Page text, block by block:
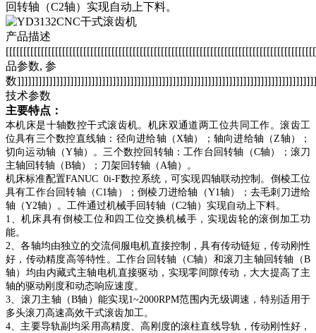
回转轴（C2轴）实现自动上下料。
产品描述
品参数, 参
数
技术参数
主要特点：
本机床是十轴数控干式滚齿机。机床双通道两工位共同工作。滚齿工
位具有三个数控直线轴：径向进给轴（X轴）；轴向进给轴（Z轴）；
切向运动轴（Y轴）。三个数控回转轴：工作台回转轴（C轴）；滚刀
主轴回转轴（B轴）；刀架回转轴（A轴）。
机床标准配置FANUC 0i-F数控系统，可实现四轴联动控制。倒棱工位
具有工作台回转轴（C1轴）；倒棱刀进给轴（Y1轴）；去毛刺刀进给
轴（Y2轴）。工件通过机械手回转轴（C2轴）实现自动上下料。
1 、机床具有倒棱工位和四工位交换机械手，实现齿轮的滚倒加工功
能。
2、各轴均由独立的交流伺服电机直接控制，具有传动链短，传动刚性
好，传动精度高等特性。工作台回转轴（C轴）和滚刀主轴回转轴（B
轴）均由内藏式主轴电机直接驱动，实现零间隙传动，大大提高了主
轴的驱动刚度和动态响应速度。
3、滚刀主轴（B轴）能实现1~2000RPM范围内无级调速，特别适用于
多头滚刀高速高效干式滚齿加工。
4、主要导轨副均采用高精度、高刚度的滚柱直线导轨，传动刚性好，